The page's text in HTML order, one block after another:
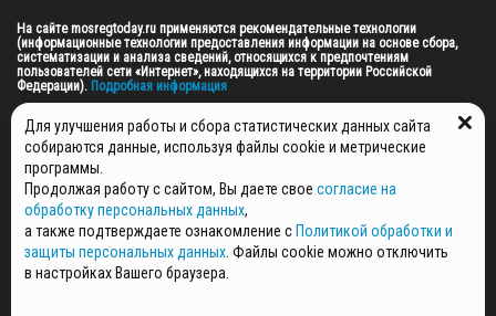
На сайте mosregtoday.ru применяются рекомендательные технологии
(информационные технологии предоставления информации на основе сбора,
систематизации и анализа сведений, относящихся к предпочтениям
пользователей сети «Интернет», находящихся на территории Российской
Федерации). Подробная информация
© 2026 ПРАВА НА ВСЕ МАТЕРИАЛЫ САЙТА ПРИНАДЛЕЖАТ ГАУ МО "ЦИФРОВЫЕ
МЕДИА" (ОГРН: 1255000059467).
ПОЛИТИКА ОБРАБОТКИ И ЗАЩИТЫ ПЕРСОНАЛЬНЫХ ДАННЫХ
НОВОСТИ
ГАЗЕТЫ
РЕКЛАМОДАТЕЛЯМ
Для улучшения работы и сбора статистических данных сайта
собираются данные, используя файлы cookie и метрические
программы.
Продолжая работу с сайтом, Вы даете свое согласие на
обработку персональных данных,
а также подтверждаете ознакомление с Политикой обработки и
защиты персональных данных . Файлы cookie можно отключить
в настройках Вашего браузера.